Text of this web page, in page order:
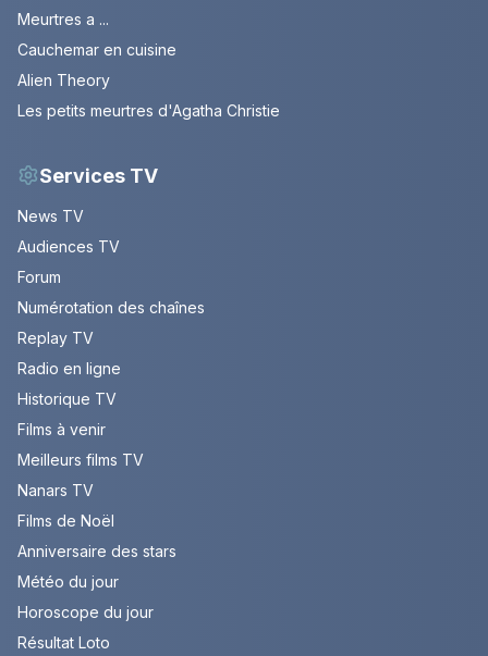
Meurtres a ...
Cauchemar en cuisine
Alien Theory
Les petits meurtres d'Agatha Christie
Services TV
News TV
Audiences TV
Forum
Numérotation des chaînes
Replay TV
Radio en ligne
Historique TV
Films à venir
Meilleurs films TV
Nanars TV
Films de Noël
Anniversaire des stars
Météo du jour
Horoscope du jour
Résultat Loto